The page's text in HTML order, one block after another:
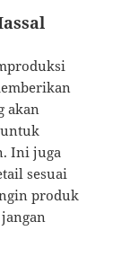
akan
Ini juga
sesuai
produk
jangan